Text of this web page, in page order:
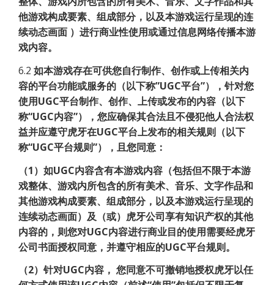
他游戏构成要素、组成部分，以及本游戏运行呈现的连
续动态画面 ）进行商业性使用或通过信息网络传播本游
戏内容。
6.2 如本游戏存在可供您自行制作、创作或上传相关内
容的平台功能或服务的（以下称”UGC平台”），针对您
使用UGC平台制作、创作、上传或发布的内容（以下
称“UGC内容”），您应确保其合法且不侵犯他人合法权
益并应遵守虎牙在UGC平台上发布的相关规则（以下
称“UGC平台规则”），且您同意：
（1）如UGC内容含有本游戏内容（包括但不限于本游
戏整体、游戏内所包含的所有美术、音乐、文字作品和
其他游戏构成要素、组成部分，以及本游戏运行呈现的
连续动态画面）及（或）虎牙公司享有知识产权的其他
内容的，则您对UGC内容进行商业目的使用需要经虎牙
公司书面授权同意，并遵守相应的UGC平台规则。
（2）针对UGC内容， 您同意不可撤销地授权虎牙以任